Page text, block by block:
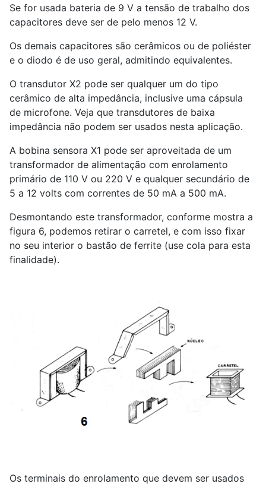
Se for usada bateria de 9 V a tensão de trabalho dos
capacitores deve ser de pelo menos 12 V.
Os demais capacitores são cerâmicos ou de poliéster
e o diodo é de uso geral, admitindo equivalentes.
O transdutor X2 pode ser qualquer um do tipo
cerâmico de alta impedância, inclusive uma cápsula
de microfone. Veja que transdutores de baixa
impedância não podem ser usados nesta aplicação.
A bobina sensora X1 pode ser aproveitada de um
transformador de alimentação com enrolamento
primário de 110 V ou 220 V e qualquer secundário de
5 a 12 volts com correntes de 50 mA a 500 mA.
Desmontando este transformador, conforme mostra a
figura 6, podemos retirar o carretel, e com isso fixar
no seu interior o bastão de ferrite (use cola para esta
finalidade).
Os terminais do enrolamento que devem ser usados